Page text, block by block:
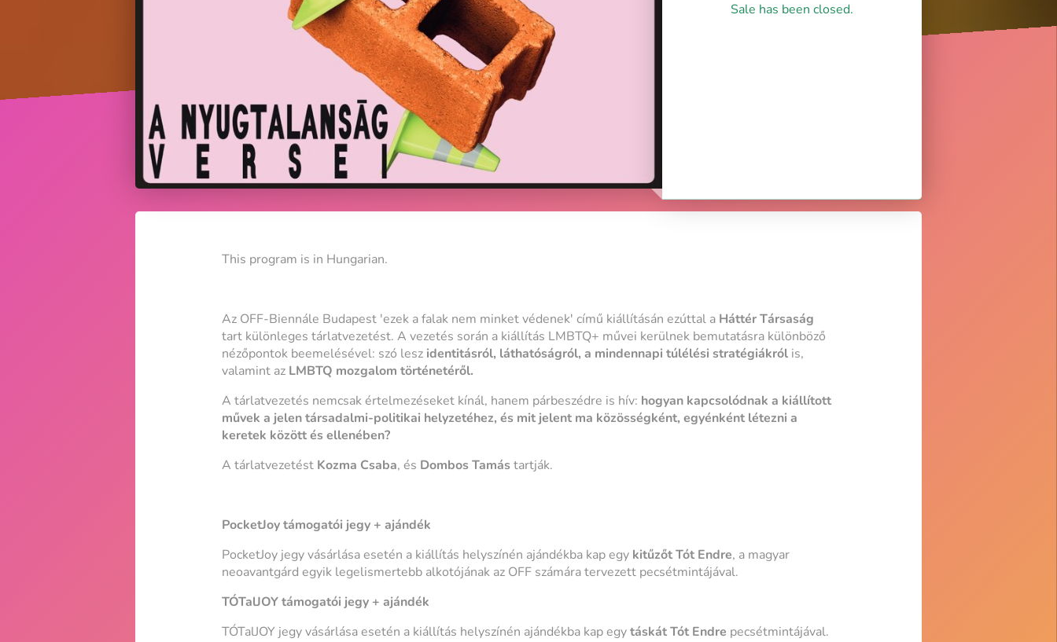
Sale has been closed.
This program is in Hungarian.
Az OFF-Biennále Budapest 'ezek a falak nem minket védenek' című kiállításán ezúttal a Háttér Társaság
tart különleges tárlatvezetést. A vezetés során a kiállítás LMBTQ+ művei kerülnek bemutatásra különböző
nézőpontok beemelésével: szó lesz identitásról, láthatóságról, a mindennapi túlélési stratégiákrólis,
valamint azLMBTQ mozgalom történetéről.
A tárlatvezetés nemcsak értelmezéseket kínál, hanem párbeszédre is hív: hogyan kapcsolódnak a kiállított
művek a jelen társadalmi-politikai helyzetéhez, és mit jelent ma közösségként, egyénként létezni a
keretek között és ellenében?
A tárlatvezetést Kozma Csaba, és Dombos Tamás tartják.
PocketJoy támogatói jegy + ajándék
PocketJoy jegy vásárlása esetén a kiállítás helyszínén ajándékba kap egy kitűzőt Tót Endre, a magyar
neoavantgárd egyik legelismertebb alkotójának az OFF számára tervezett pecsétmintájával.
TÓTalJOY támogatói jegy + ajándék
TÓTalJOY jegy vásárlása esetén a kiállítás helyszínén ajándékba kap egytáskát Tót Endre pecsétmintájával.